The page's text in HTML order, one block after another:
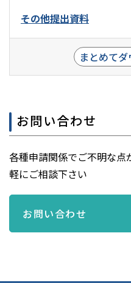
その他提出資料
まとめて
お問い合わせ
各種申請関係でご不明な
軽にご相談下さい
お問い合わせ